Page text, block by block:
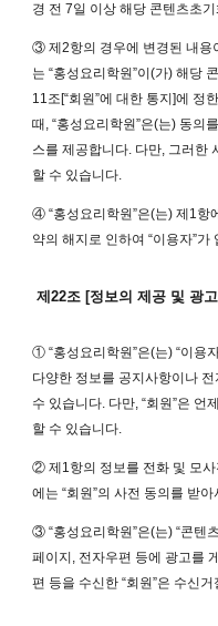
경 전 7일 이상 해당 콘텐츠초
③ 제2항의 경우에 변경된 내용
는 “홍성요리학원”이(가) 해당
11조[“회원”에 대한 통지]에 정
때, “홍성요리학원”은(는) 동의
스를 제공합니다. 다만, 그러한
할 수 있습니다.
④ “홍성요리학원”은(는) 제1항
약의 해지로 인하여 “이용자”
제22조 [정보의 제공 및 광
① “홍성요리학원”은(는) “이용
다양한 정보를 공지사항이나
수 있습니다. 다만, “회원”은 언
할 수 있습니다.
② 제1항의 정보를 전화 및 모
에는 “회원”의 사전 동의를 받
③ “홍성요리학원”은(는) “콘텐
페이지, 전자우편 등에 광고를
편 등을 수신한 “회원”은 수신